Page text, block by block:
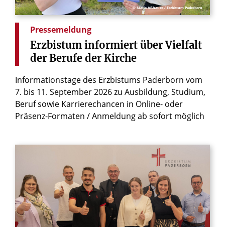
© Maria Aßhauer / Erzbistum Paderborn
Pressemeldung
Erzbistum informiert über Vielfalt
der Berufe der Kirche
Informationstage des Erzbistums Paderborn vom
7. bis 11. September 2026 zu Ausbildung, Studium,
Beruf sowie Karrierechancen in Online- oder
Präsenz-Formaten / Anmeldung ab sofort möglich